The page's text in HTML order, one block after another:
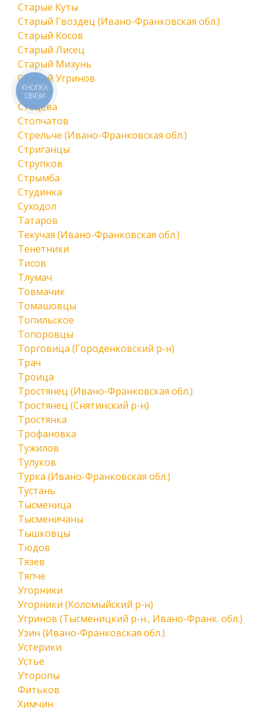
Старые Куты
Старый Гвоздец (Ивано-Франковская обл.)
Старый Косов
Старый Лисец
Старый Мизунь
Старый Угринов
Стебни
Стецева
Стопчатов
Стрельче (Ивано-Франковская обл.)
Стриганцы
Струпков
Стрымба
Студинка
Суходол
Татаров
Текучая (Ивано-Франковская обл.)
Тенетники
Тисов
Тлумач
Товмачик
Томашовцы
Топильское
Топоровцы
Торговица (Городенковский р-н)
Трач
Троица
Тростянец (Ивано-Франковская обл.)
Тростянец (Снятинский р-н)
Тростянка
Трофановка
Тужилов
Тулуков
Турка (Ивано-Франковская обл.)
Тустань
Тысменица
Тысменичаны
Тышковцы
Тюдов
Тязев
Тяпче
Угорники
Угорники (Коломыйский р-н)
Угринов (Тысменицкий р-н., Ивано-Франк. обл.)
Узин (Ивано-Франковская обл.)
Устерики
Устье
Уторопы
Фитьков
Химчин
КНОПКА
СВЯЗИ